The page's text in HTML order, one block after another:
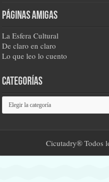
Páginas amigas
La Esfera Cultural
De claro en claro
Lo que leo lo cuento
Categorías
Categorías
Cicutadry® Todos